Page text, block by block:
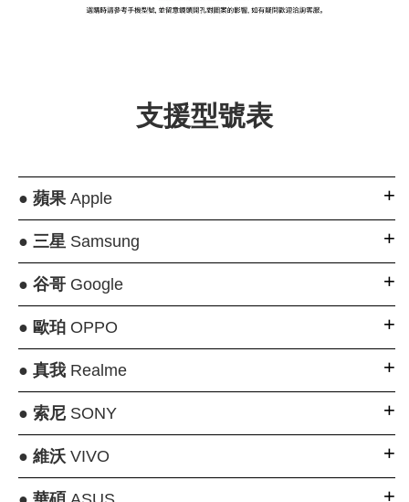
+NT$ 159
-
支援型號表
● 蘋果Apple
● 三星Samsung
● 谷哥Google
● 歐珀OPPO
● 真我Realme
● 索尼SONY
● 維沃VIVO